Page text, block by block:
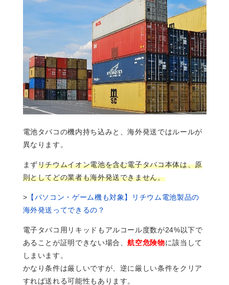
電池タバコの機内持ち込みと、海外発送ではルールが
異なります。
まずリチウムイオン電池を含む電子タバコ本体は、原
則としてどの業者も海外発送できません。
> 【パソコン・ゲーム機も対象】リチウム電池製品の
海外発送ってできるの？
電子タバコ用リキッドもアルコール度数が24%以下で
あることが証明できない場合、航空危険物に該当して
しまいます。
かなり条件は厳しいですが、逆に厳しい条件をクリア
すれば送れる可能性もあります。